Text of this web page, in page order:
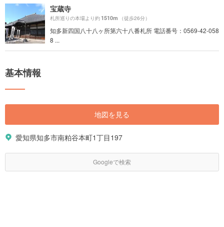
宝蔵寺
札所巡りの本場より約1510m （徒歩26分）
知多新四国八十八ヶ所第六十八番札所 電話番号：0569-42-058
8 ...
基本情報
地図を見る
愛知県知多市南粕谷本町1丁目197
Googleで検索